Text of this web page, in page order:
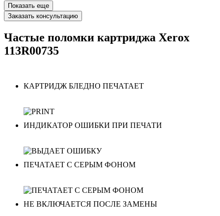
Показать еще
Заказать консультацию
Частые поломки картриджа Xerox
113R00735
КАРТРИДЖ БЛЕДНО ПЕЧАТАЕТ
ИНДИКАТОР ОШИБКИ ПРИ ПЕЧАТИ
ПЕЧАТАЕТ С СЕРЫМ ФОНОМ
НЕ ВКЛЮЧАЕТСЯ ПОСЛЕ ЗАМЕНЫ